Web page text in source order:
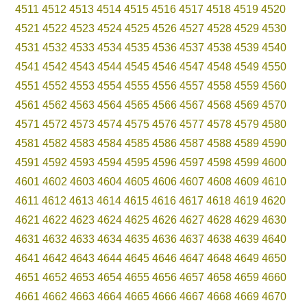
4511 4512 4513 4514 4515 4516 4517 4518 4519 4520
4521 4522 4523 4524 4525 4526 4527 4528 4529 4530
4531 4532 4533 4534 4535 4536 4537 4538 4539 4540
4541 4542 4543 4544 4545 4546 4547 4548 4549 4550
4551 4552 4553 4554 4555 4556 4557 4558 4559 4560
4561 4562 4563 4564 4565 4566 4567 4568 4569 4570
4571 4572 4573 4574 4575 4576 4577 4578 4579 4580
4581 4582 4583 4584 4585 4586 4587 4588 4589 4590
4591 4592 4593 4594 4595 4596 4597 4598 4599 4600
4601 4602 4603 4604 4605 4606 4607 4608 4609 4610
4611 4612 4613 4614 4615 4616 4617 4618 4619 4620
4621 4622 4623 4624 4625 4626 4627 4628 4629 4630
4631 4632 4633 4634 4635 4636 4637 4638 4639 4640
4641 4642 4643 4644 4645 4646 4647 4648 4649 4650
4651 4652 4653 4654 4655 4656 4657 4658 4659 4660
4661 4662 4663 4664 4665 4666 4667 4668 4669 4670